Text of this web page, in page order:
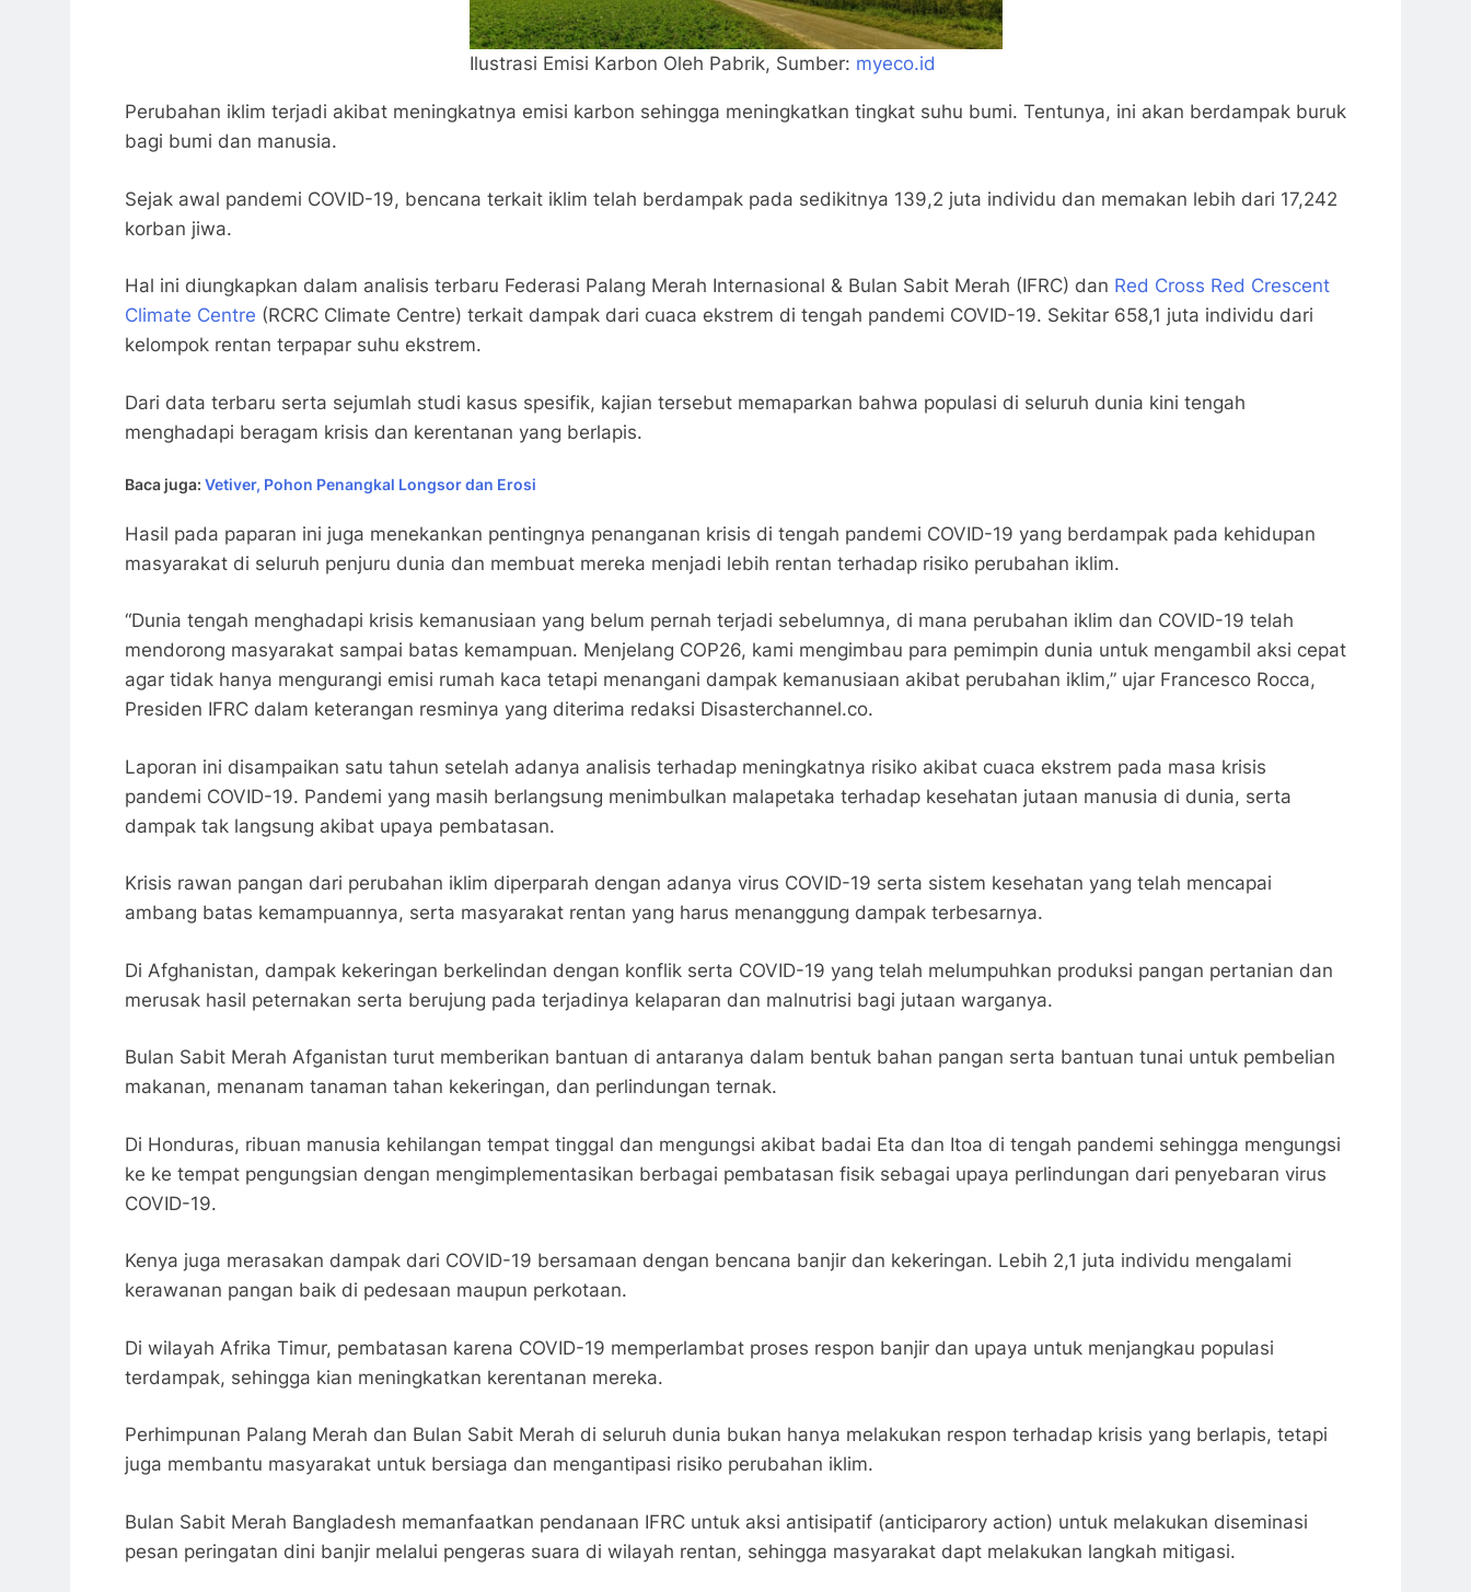
Ilustrasi Emisi Karbon Oleh Pabrik, Sumber: myeco.id
Perubahan iklim terjadi akibat meningkatnya emisi karbon sehingga meningkatkan tingkat suhu bumi. Tentunya, ini akan berdampak buruk
bagi bumi dan manusia.
Sejak awal pandemi COVID-19, bencana terkait iklim telah berdampak pada sedikitnya 139,2 juta individu dan memakan lebih dari 17,242
korban jiwa.
Hal ini diungkapkan dalam analisis terbaru Federasi Palang Merah Internasional & Bulan Sabit Merah (IFRC) dan Red Cross Red Crescent
Climate Centre (RCRC Climate Centre) terkait dampak dari cuaca ekstrem di tengah pandemi COVID-19. Sekitar 658,1 juta individu dari
kelompok rentan terpapar suhu ekstrem.
Dari data terbaru serta sejumlah studi kasus spesifik, kajian tersebut memaparkan bahwa populasi di seluruh dunia kini tengah
menghadapi beragam krisis dan kerentanan yang berlapis.
Baca juga: Vetiver, Pohon Penangkal Longsor dan Erosi
Hasil pada paparan ini juga menekankan pentingnya penanganan krisis di tengah pandemi COVID-19 yang berdampak pada kehidupan
masyarakat di seluruh penjuru dunia dan membuat mereka menjadi lebih rentan terhadap risiko perubahan iklim.
“Dunia tengah menghadapi krisis kemanusiaan yang belum pernah terjadi sebelumnya, di mana perubahan iklim dan COVID-19 telah
mendorong masyarakat sampai batas kemampuan. Menjelang COP26, kami mengimbau para pemimpin dunia untuk mengambil aksi cepat
agar tidak hanya mengurangi emisi rumah kaca tetapi menangani dampak kemanusiaan akibat perubahan iklim,” ujar Francesco Rocca,
Presiden IFRC dalam keterangan resminya yang diterima redaksi Disasterchannel.co.
Laporan ini disampaikan satu tahun setelah adanya analisis terhadap meningkatnya risiko akibat cuaca ekstrem pada masa krisis
pandemi COVID-19. Pandemi yang masih berlangsung menimbulkan malapetaka terhadap kesehatan jutaan manusia di dunia, serta
dampak tak langsung akibat upaya pembatasan.
Krisis rawan pangan dari perubahan iklim diperparah dengan adanya virus COVID-19 serta sistem kesehatan yang telah mencapai
ambang batas kemampuannya, serta masyarakat rentan yang harus menanggung dampak terbesarnya.
Di Afghanistan, dampak kekeringan berkelindan dengan konflik serta COVID-19 yang telah melumpuhkan produksi pangan pertanian dan
merusak hasil peternakan serta berujung pada terjadinya kelaparan dan malnutrisi bagi jutaan warganya.
Bulan Sabit Merah Afganistan turut memberikan bantuan di antaranya dalam bentuk bahan pangan serta bantuan tunai untuk pembelian
makanan, menanam tanaman tahan kekeringan, dan perlindungan ternak.
Di Honduras, ribuan manusia kehilangan tempat tinggal dan mengungsi akibat badai Eta dan Itoa di tengah pandemi sehingga mengungsi
ke ke tempat pengungsian dengan mengimplementasikan berbagai pembatasan fisik sebagai upaya perlindungan dari penyebaran virus
COVID-19.
Kenya juga merasakan dampak dari COVID-19 bersamaan dengan bencana banjir dan kekeringan. Lebih 2,1 juta individu mengalami
kerawanan pangan baik di pedesaan maupun perkotaan.
Di wilayah Afrika Timur, pembatasan karena COVID-19 memperlambat proses respon banjir dan upaya untuk menjangkau populasi
terdampak, sehingga kian meningkatkan kerentanan mereka.
Perhimpunan Palang Merah dan Bulan Sabit Merah di seluruh dunia bukan hanya melakukan respon terhadap krisis yang berlapis, tetapi
juga membantu masyarakat untuk bersiaga dan mengantipasi risiko perubahan iklim.
Bulan Sabit Merah Bangladesh memanfaatkan pendanaan IFRC untuk aksi antisipatif (anticiparory action) untuk melakukan diseminasi
pesan peringatan dini banjir melalui pengeras suara di wilayah rentan, sehingga masyarakat dapt melakukan langkah mitigasi.